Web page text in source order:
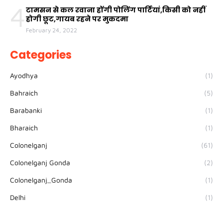
4 टामसन से कल रवाना होंगी पोलिंग पार्टियां,किसी को नहीं
होगी छूट,गायब रहने पर मुकदमा
February 24, 2022
Categories
Ayodhya (1)
Bahraich (5)
Barabanki (1)
Bharaich (1)
Colonelganj (61)
Colonelganj Gonda (2)
Colonelganj_Gonda (1)
Delhi (1)